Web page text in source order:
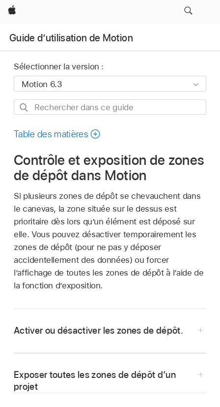
Apple
Guide d’utilisation de Motion
Sélectionner la version :
Rechercher
ce
Table des matières
Contrôle et exposition de zones
de dépôt dans Motion
Si plusieurs zones de dépôt se chevauchent dans
le canevas, la zone située sur le dessus est
prioritaire dès lors qu’un élément est déposé sur
elle. Vous pouvez désactiver temporairement les
zones de dépôt (pour ne pas y déposer
accidentellement des données) ou forcer
l’affichage de toutes les zones de dépôt à l’aide de
la fonction d’exposition.
Activer ou désactiver les zones de dépôt.
Exposer toutes les zones de dépôt d’un
projet